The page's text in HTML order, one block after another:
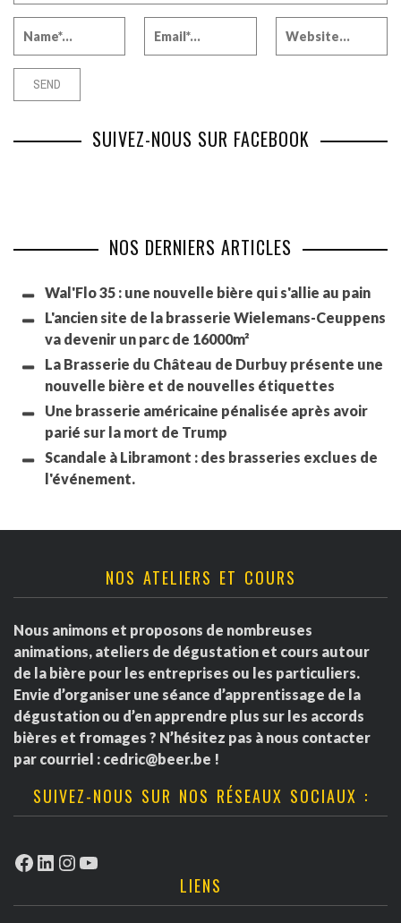
SUIVEZ-NOUS SUR FACEBOOK
NOS DERNIERS ARTICLES
Wal'Flo 35 : une nouvelle bière qui s'allie au pain
L'ancien site de la brasserie Wielemans-Ceuppens
va devenir un parc de 16000m²
La Brasserie du Château de Durbuy présente une
nouvelle bière et de nouvelles étiquettes
Une brasserie américaine pénalisée après avoir
parié sur la mort de Trump
Scandale à Libramont : des brasseries exclues de
l'événement.
NOS ATELIERS ET COURS
Nous animons et proposons de nombreuses
animations, ateliers de dégustation et cours autour
de la bière pour les entreprises ou les particuliers.
Envie d’organiser une séance d’apprentissage de la
dégustation ou d’en apprendre plus sur les accords
bières et fromages ? N’hésitez pas à nous contacter
par courriel : cedric@beer.be !
SUIVEZ-NOUS SUR NOS RÉSEAUX SOCIAUX :
Facebook
LinkedIn
Instagram
YouTube
LIENS